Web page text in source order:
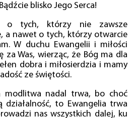
blisko Jego Serca!
o tych, którzy nie zawsze
a nawet o tych, którzy otwarcie
W duchu Ewangelii i miłości
za Was, wierząc, że Bóg ma dla
dobra i miłosierdzia i mamy
ze świętości.
modlitwa nadal trwa, bo choć
działalność, to Ewangelia trwa
nas wszystkich dalej, ku